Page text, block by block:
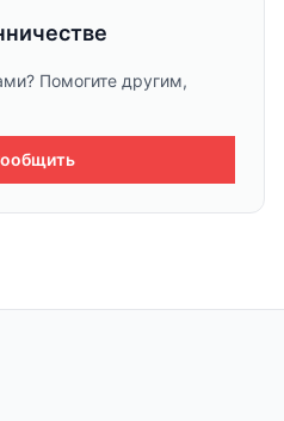
Помогите другим,